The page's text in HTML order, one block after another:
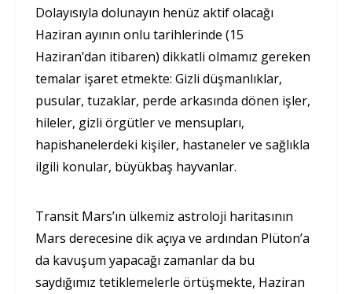
Dolayısıyla dolunayın henüz aktif olacağı
Haziran ayının onlu tarihlerinde (15
Haziran’dan itibaren) dikkatli olmamız gereken
temalar işaret etmekte: Gizli düşmanlıklar,
pusular, tuzaklar, perde arkasında dönen işler,
hileler, gizli örgütler ve mensupları,
hapishanelerdeki kişiler, hastaneler ve sağlıkla
ilgili konular, büyükbaş hayvanlar.
Transit Mars’ın ülkemiz astroloji haritasının
Mars derecesine dik açıya ve ardından Plüton’a
da kavuşum yapacağı zamanlar da bu
saydığımız tetiklemelerle örtüşmekte, Haziran